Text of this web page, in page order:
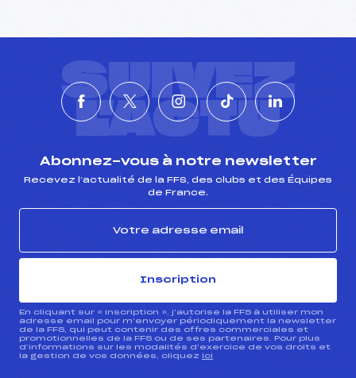
SUIVEZ
L'ACTU
Abonnez-vous à notre newsletter
Recevez l’actualité de la FFS, des clubs et des Équipes
de France.
Inscription
En cliquant sur « inscription », j’autorise la FFS à utiliser mon
adresse email pour m’envoyer périodiquement la newsletter
de la FFS, qui peut contenir des offres commerciales et
promotionnelles de la FFS ou de ses partenaires. Pour plus
d’informations sur les modalités d’exercice de vos droits et
la gestion de vos données, cliquez ici